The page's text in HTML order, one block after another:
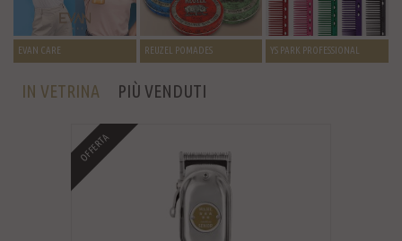
EVAN CARE REUZEL POMADES YS PARK PROFESSIONAL
IN VETRINA PIÙ VENDUTI
OFFERTA